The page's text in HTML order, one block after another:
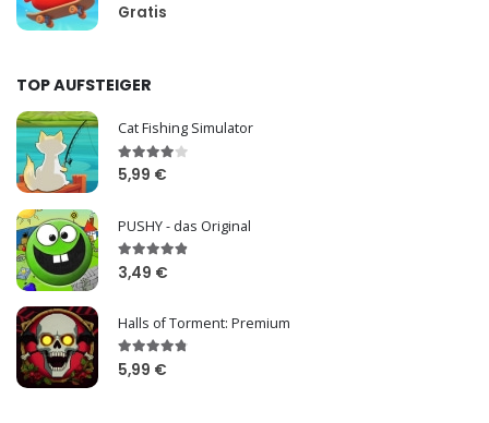
Gratis
TOP AUFSTEIGER
Cat Fishing Simulator
5,99 €
PUSHY - das Original
3,49 €
Halls of Torment: Premium
5,99 €